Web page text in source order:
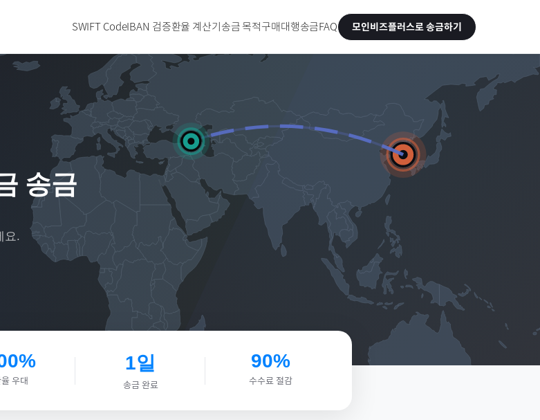
SWIFT CodeIBAN 검증환율 계산기송금 목적구매대행송금FAQ 모인비즈플러스로 송금하기
송금
요.
우대
1일
송금 완료
90%
수수료 절감